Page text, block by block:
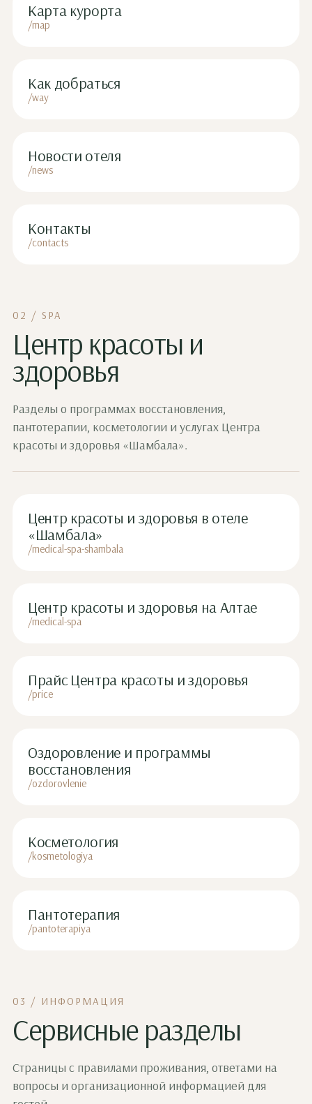
Карта курорта
/map
Как добраться
/way
Новости отеля
/news
Контакты
/contacts
02 / SPA
Центр красоты и
здоровья
Разделы о программах восстановления,
пантотерапии, косметологии и услугах Центра
красоты и здоровья «Шамбала».
Центр красоты и здоровья в отеле
«Шамбала»
/medical-spa-shambala
Центр красоты и здоровья на Алтае
/medical-spa
Прайс Центра красоты и здоровья
/price
Оздоровление и программы
восстановления
/ozdorovlenie
Косметология
/kosmetologiya
Пантотерапия
/pantoterapiya
03 / ИНФОРМАЦИЯ
Сервисные разделы
Страницы с правилами проживания, ответами на
вопросы и организационной информацией для